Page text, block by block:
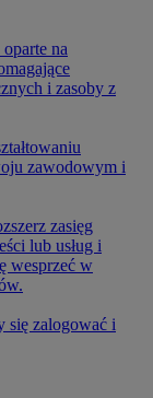
na
i zasoby z
zawodowym i
zasięg
lub usług i
wesprzeć w
się zalogować i